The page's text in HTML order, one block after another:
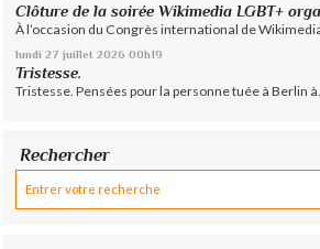
Clôture de la soirée Wikimedia LGBT+
À l’occasion du Congrès international de
lundi 27 juillet 2026 00h19
Tristesse.
Tristesse. Pensées pour la personne tuée à Berlin
Rechercher